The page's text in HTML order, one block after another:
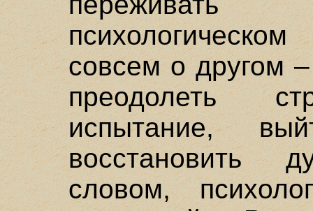
совсем о другом
преодолеть
испытание,
восстановить
словом,